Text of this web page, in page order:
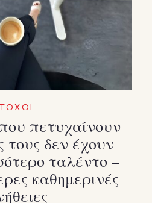
πετυχαίνουν
τους δεν έχουν
ταλέντο –
καθημερινές